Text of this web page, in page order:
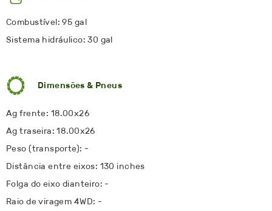
Combustível: 95 gal
Sistema hidráulico: 30 gal
Dimensões & Pneus
Ag frente: 18.00x26
Ag traseira: 18.00x26
Peso (transporte): -
Distância entre eixos: 130 inches
Folga do eixo dianteiro: -
Raio de viragem 4WD: -